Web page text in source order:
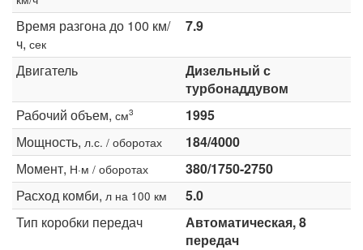
Время разгона до 100 км/
ч, сек
7.9
Двигатель
Дизельный с
турбонаддувом
Рабочий объем, см3
1995
Мощность, л.с. / оборотах
184/4000
Момент, Н·м / оборотах
380/1750-2750
Расход комби, л на 100 км
5.0
Тип коробки передач
Автоматическая, 8
передач